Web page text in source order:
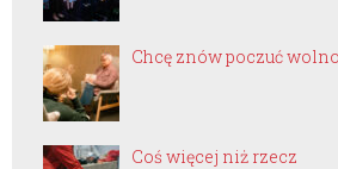
Chcę znów poczuć
Coś więcej niż rzecz